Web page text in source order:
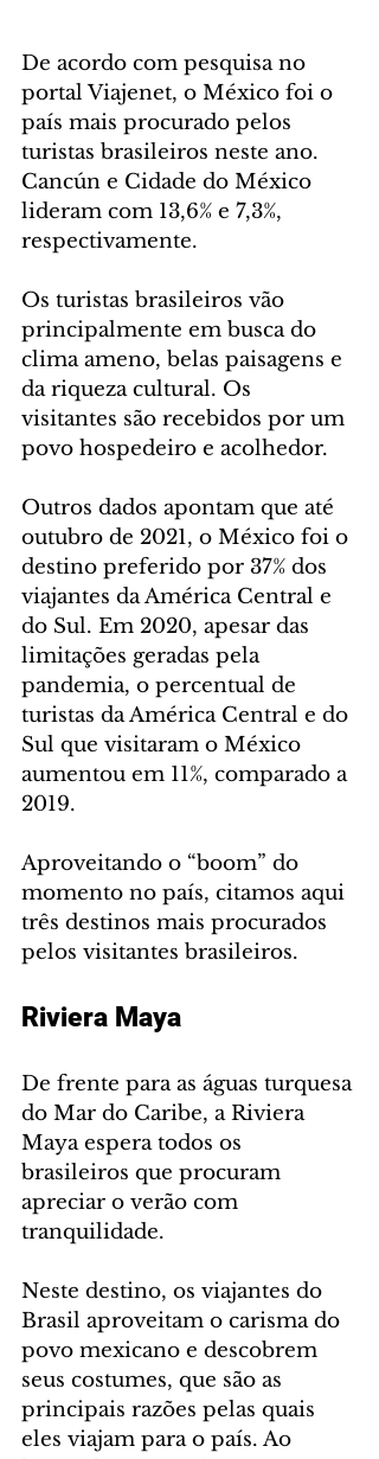
De acordo com pesquisa no
portal Viajenet, o México foi o
país mais procurado pelos
turistas brasileiros neste ano.
Cancún e Cidade do México
lideram com 13,6% e 7,3%,
respectivamente.
Os turistas brasileiros vão
principalmente em busca do
clima ameno, belas paisagens e
da riqueza cultural. Os
visitantes são recebidos por um
povo hospedeiro e acolhedor.
Outros dados apontam que até
outubro de 2021, o México foi o
destino preferido por 37% dos
viajantes da América Central e
do Sul. Em 2020, apesar das
limitações geradas pela
pandemia, o percentual de
turistas da América Central e do
Sul que visitaram o México
aumentou em 11%, comparado a
2019.
Aproveitando o “boom” do
momento no país, citamos aqui
três destinos mais procurados
pelos visitantes brasileiros.
Riviera Maya
De frente para as águas turquesa
do Mar do Caribe, a Riviera
Maya espera todos os
brasileiros que procuram
apreciar o verão com
tranquilidade.
Neste destino, os viajantes do
Brasil aproveitam o carisma do
povo mexicano e descobrem
seus costumes, que são as
principais razões pelas quais
eles viajam para o país. Ao